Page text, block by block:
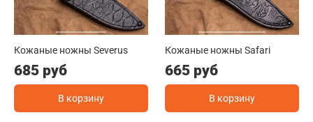
Кожаные ножны Severus
685 руб
В корзину
Кожаные ножны Safari
665 руб
В корзину